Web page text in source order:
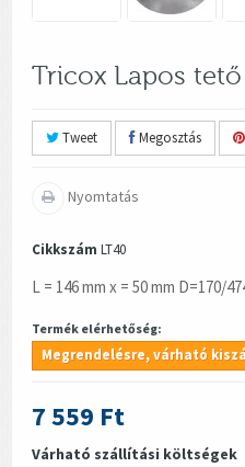
Tricox Lapos
Tweet Megosztás
Nyomtatás
Cikkszám LT40
L = 146 mm x = 50 mm D=170/
Termék elérhetőség:
Megrendelésre, várható
7 559 Ft
Várható szállítási költségek